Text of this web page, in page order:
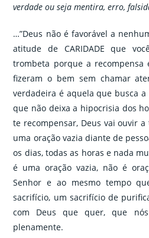
verdade ou seja mentira, erro,
…”Deus não é favorável a
atitude de CARIDADE que
trombeta porque a
fizeram o bem sem chamar
verdadeira é aquela que busca
que não deixa a hipocrisia dos
te recompensar, Deus vai ouvir
uma oração vazia diante de
os dias, todas as horas e nada
é uma oração vazia, não é
Senhor e ao mesmo tempo
sacrifício, um sacrifício de
com Deus que quer, que
plenamente.